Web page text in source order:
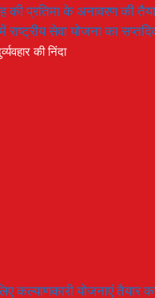
की प्रतिमा के अनावरण की
सेवा योजना का
की निंदा
कल्याणकारी योजनाएं तैयार